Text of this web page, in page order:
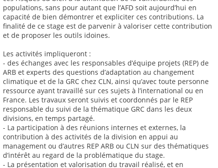
populations, sans pour autant que l’AFD soit aujourd’hui en
capacité de bien démontrer et expliciter ces contributions. La
finalité de ce stage est de parvenir à valoriser cette contribution
et de proposer les outils idoines.
Les activités impliqueront :
- des échanges avec les responsables d’équipe projets (REP) de
ARB et experts des questions d’adaptation au changement
climatique et de la GRC chez CLN, ainsi qu’avec toute personne
ressource ayant travaillé sur ces sujets à l’international ou en
France. Les travaux seront suivis et coordonnés par le REP
responsable du suivi de la thématique GRC dans les deux
divisions, en temps partagé.
- La participation à des réunions internes et externes, la
contribution à des activités de la division en appui au
management ou d’autres REP ARB ou CLN sur des thématiques
d’intérêt au regard de la problématique du stage.
- La présentation et valorisation du travail réalisé, et en